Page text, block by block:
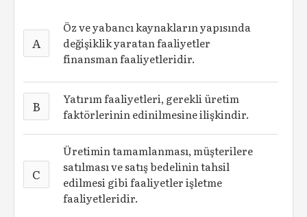
A
Öz ve yabancı kaynakların yapısında
değişiklik yaratan faaliyetler
finansman faaliyetleridir.
B
Yatırım faaliyetleri, gerekli üretim
faktörlerinin edinilmesine ilişkindir.
C
Üretimin tamamlanması, müşterilere
satılması ve satış bedelinin tahsil
edilmesi gibi faaliyetler işletme
faaliyetleridir.